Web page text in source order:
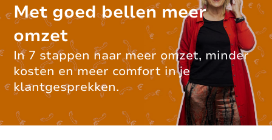
Met goed bellen meer
omzet
In 7 stappen naar meer omzet, minder
kosten en meer comfort in je
klantgesprekken.